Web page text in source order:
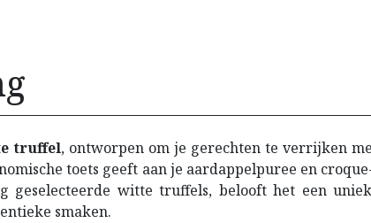
truffel, ontworpen om je gerechten te verrijken
toets geeft aan je aardappelpuree en
geselecteerde witte truffels, belooft het een
smaken.